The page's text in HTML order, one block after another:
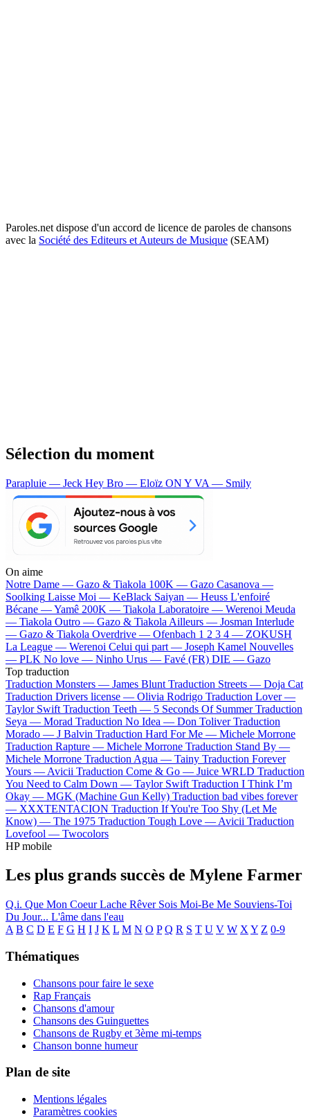
Paroles.net dispose d'un accord de licence de paroles de chansons
avec la Société des Editeurs et Auteurs de Musique (SEAM)
Sélection du moment
Parapluie — Jeck Hey Bro — Eloïz ON Y VA — Smily
On aime
Notre Dame — Gazo & Tiakola 100K — Gazo Casanova —
Soolking Laisse Moi — KeBlack Saiyan — Heuss L'enfoiré
Bécane —Yamê 200K — Tiakola Laboratoire — Werenoi Meuda
— Tiakola Outro — Gazo & Tiakola Ailleurs — Josman Interlude
— Gazo & Tiakola Overdrive — Ofenbach 1 2 3 4 — ZOKUSH
La League — Werenoi Celui qui part — Joseph Kamel Nouvelles
— PLK No love — Ninho Urus — Favé (FR) DIE — Gazo
Top traduction
Traduction Monsters — James Blunt Traduction Streets — Doja Cat
Traduction Drivers license — Olivia Rodrigo Traduction Lover —
Taylor Swift Traduction Teeth — 5 Seconds Of Summer Traduction
Seya — Morad Traduction No Idea — Don Toliver Traduction
Morado — J Balvin Traduction Hard For Me — Michele Morrone
Traduction Rapture — Michele Morrone Traduction Stand By —
Michele Morrone Traduction Agua — Tainy Traduction Forever
Yours — Avicii Traduction Come & Go — Juice WRLD Traduction
You Need to Calm Down — Taylor Swift Traduction I Think I’m
Okay — MGK (Machine Gun Kelly) Traduction bad vibes forever
— XXXTENTACION Traduction If You're Too Shy (Let Me
Know) — The 1975 Traduction Tough Love — Avicii Traduction
Lovefool — Twocolors
HP mobile
Les plus grands succès de Mylene Farmer
Q.i. Que Mon Coeur Lache Rêver Sois Moi-Be Me Souviens-Toi
Du Jour... L'âme dans l'eau
A B C D E F G H I J K L M N O P Q R S T U V W X Y Z 0-9
Thématiques
Chansons pour faire le sexe
Rap Français
Chansons d'amour
Chansons des Guinguettes
Chansons de Rugby et 3ème mi-temps
Chanson bonne humeur
Plan de site
Mentions légales
Paramètres cookies